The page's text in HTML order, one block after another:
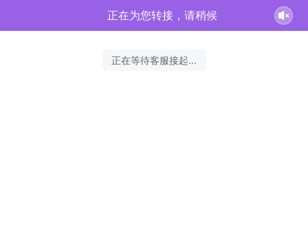
正在为您转接，请稍候
正在等待客服接起...